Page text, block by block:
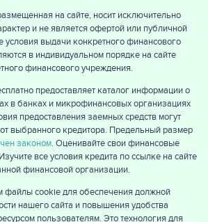
на сайте, носит исключительно
и не является офертой или публичной
условия выдачи конкретного финансового
в индивидуальном порядке на сайте
финансового учреждения.
предоставляет каталог информации о
в банках и микрофинансовых организациях
предоставления заемных средств могут
от выбранного кредитора. Предельный размер
законом. Оценивайте свои финансовые
все условия кредита по ссылке на сайте
финансовой организации.
файлы cookie для обеспечения должной
нашего сайта и повышения удобства
пользователям. Это технология для